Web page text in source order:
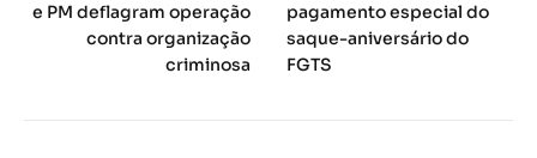
e PM deflagram operação
contra organização
criminosa
pagamento especial do
saque-aniversário do
FGTS